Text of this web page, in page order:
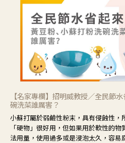
藕、麥門冬、山藥等比較滋潤的藥材，
【名家專欄】招明威教授／全民節
碗洗菜誰厲害？
小蘇打屬於弱鹼性粉末，具有侵蝕性
「硬物」很好用，但如果用於軟性的
法用量，使用過多或是浸泡太久，容